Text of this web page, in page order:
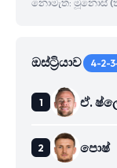
ඔස්ට්‍රියාව 4-2-
ඒ.
පොෂ්